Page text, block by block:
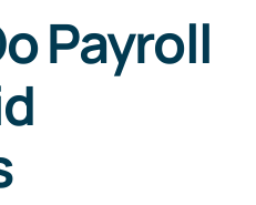
Payroll